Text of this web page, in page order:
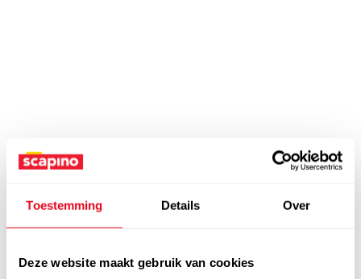
Toestemming Details Over
Deze website maakt gebruik van cookies